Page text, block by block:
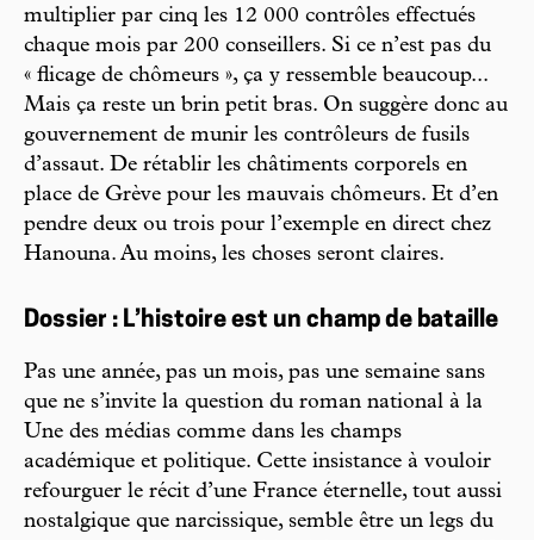
multiplier par cinq les 12 000 contrôles effectués
chaque mois par 200 conseillers. Si ce n’est pas du
« flicage de chômeurs », ça y ressemble beaucoup...
Mais ça reste un brin petit bras. On suggère donc au
gouvernement de munir les contrôleurs de fusils
d’assaut. De rétablir les châtiments corporels en
place de Grève pour les mauvais chômeurs. Et d’en
pendre deux ou trois pour l’exemple en direct chez
Hanouna. Au moins, les choses seront claires.
Dossier : L’histoire est un champ de bataille
Pas une année, pas un mois, pas une semaine sans
que ne s’invite la question du roman national à la
Une des médias comme dans les champs
académique et politique. Cette insistance à vouloir
refourguer le récit d’une France éternelle, tout aussi
nostalgique que narcissique, semble être un legs du